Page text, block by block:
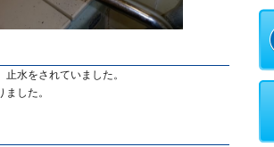
水をされていました。
した。